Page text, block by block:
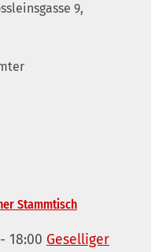
9,
Stammtisch
- 18:00 Geselliger